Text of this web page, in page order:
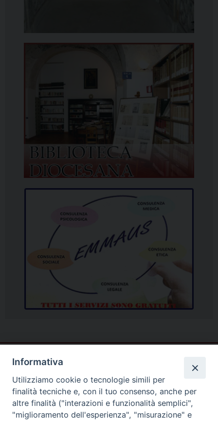
Informativa
Utilizziamo cookie o tecnologie simili per
finalità tecniche e, con il tuo consenso, anche per
altre finalità ("interazioni e funzionalità semplici",
"miglioramento dell'esperienza", "misurazione" e